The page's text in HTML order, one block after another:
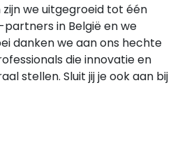
we uitgegroeid tot één
in België en we
danken we aan ons hechte
die innovatie en
stellen. Sluit jij je ook aan bij